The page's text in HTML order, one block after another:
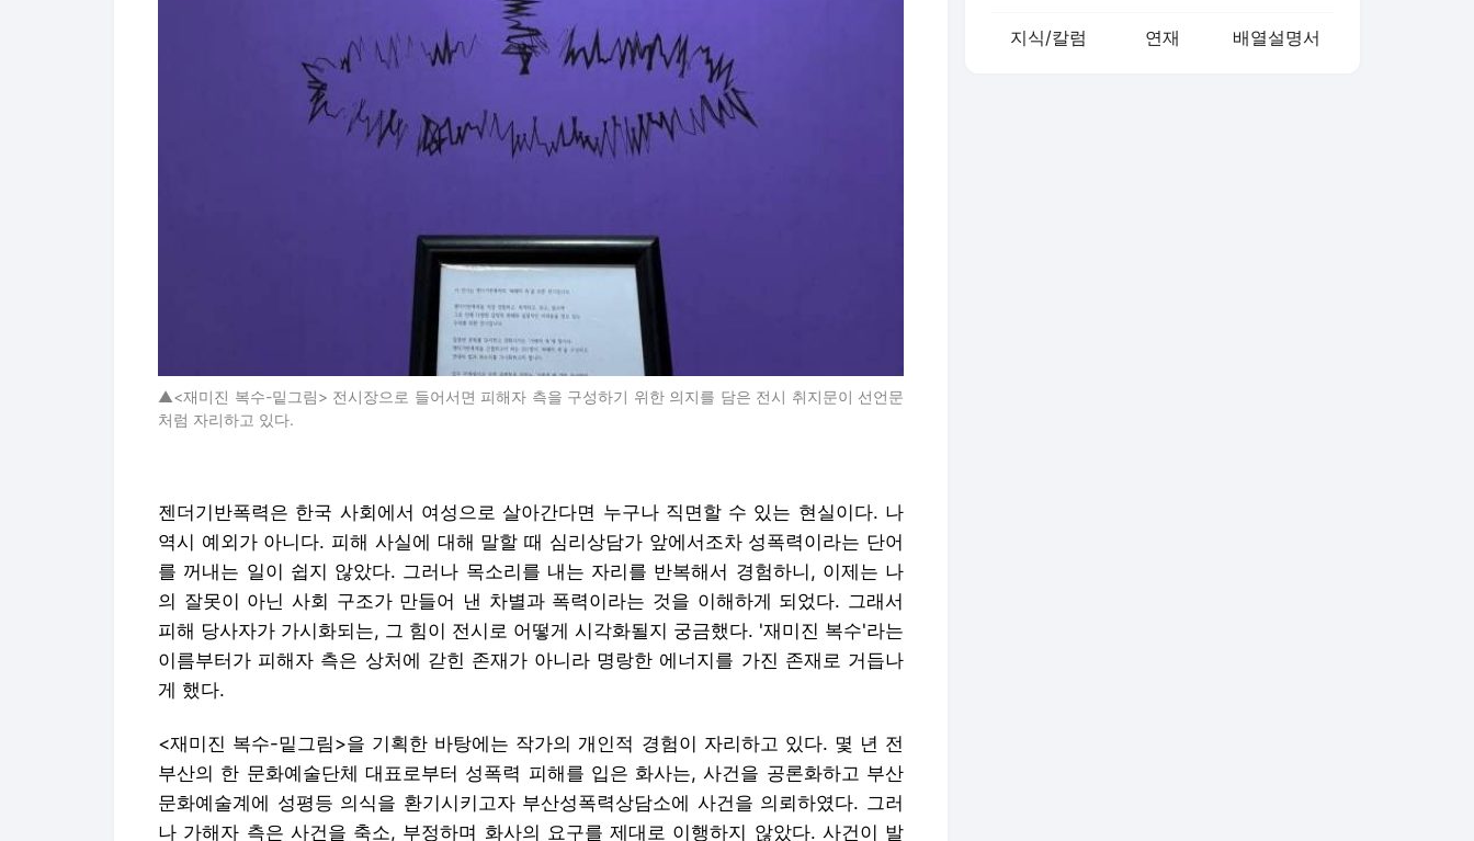
▲<재미진 복수-밑그림> 전시장으로 들어서면 피해자 측을 구성하기 위한 의지를 담은 전시 취지문이 선언문
처럼 자리하고 있다.
젠더기반폭력은 한국 사회에서 여성으로 살아간다면 누구나 직면할 수 있는 현실이다. 나
역시 예외가 아니다. 피해 사실에 대해 말할 때 심리상담가 앞에서조차 성폭력이라는 단어
를 꺼내는 일이 쉽지 않았다. 그러나 목소리를 내는 자리를 반복해서 경험하니, 이제는 나
의 잘못이 아닌 사회 구조가 만들어 낸 차별과 폭력이라는 것을 이해하게 되었다. 그래서
피해 당사자가 가시화되는, 그 힘이 전시로 어떻게 시각화될지 궁금했다. '재미진 복수'라는
이름부터가 피해자 측은 상처에 갇힌 존재가 아니라 명랑한 에너지를 가진 존재로 거듭나
게 했다.
<재미진 복수-밑그림>을 기획한 바탕에는 작가의 개인적 경험이 자리하고 있다. 몇 년 전
부산의 한 문화예술단체 대표로부터 성폭력 피해를 입은 화사는, 사건을 공론화하고 부산
문화예술계에 성평등 의식을 환기시키고자 부산성폭력상담소에 사건을 의뢰하였다. 그러
나 가해자 측은 사건을 축소, 부정하며 화사의 요구를 제대로 이행하지 않았다. 사건이 발
지식/칼럼 연재 배열설명서